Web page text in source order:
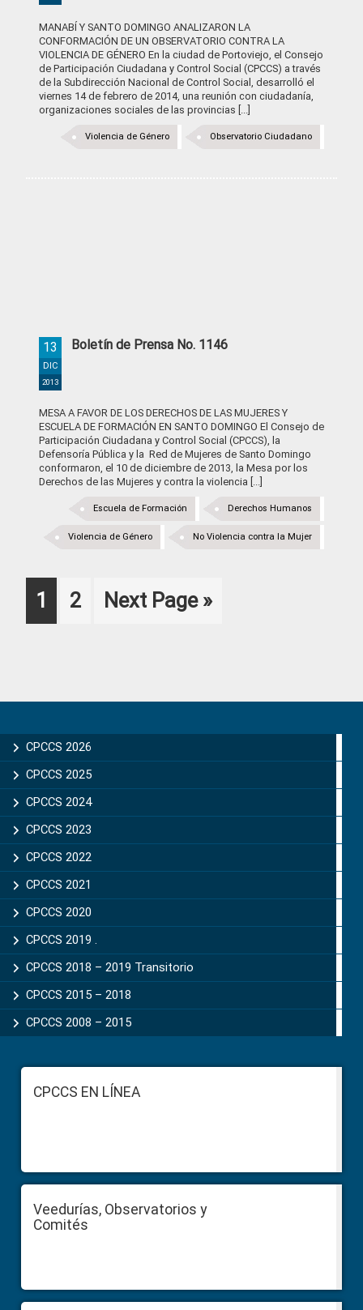
MANABÍ Y SANTO DOMINGO ANALIZARON LA
CONFORMACIÓN DE UN OBSERVATORIO CONTRA LA
VIOLENCIA DE GÉNERO En la ciudad de Portoviejo, el Consejo
de Participación Ciudadana y Control Social (CPCCS) a través
de la Subdirección Nacional de Control Social, desarrolló el
viernes 14 de febrero de 2014, una reunión con ciudadanía,
organizaciones sociales de las provincias [...]
Observatorio Ciudadano
Violencia de Género
Boletín de Prensa No. 1146
13
DIC
2013
MESA A FAVOR DE LOS DERECHOS DE LAS MUJERES Y
ESCUELA DE FORMACIÓN EN SANTO DOMINGO El Consejo de
Participación Ciudadana y Control Social (CPCCS), la
Defensoría Pública y la Red de Mujeres de Santo Domingo
conformaron, el 10 de diciembre de 2013, la Mesa por los
Derechos de las Mujeres y contra la violencia [...]
Derechos Humanos
Escuela de Formación
No Violencia contra la Mujer
Violencia de Género
Page
1 Page
2
Go
Next Page »
Sidebar
CPCCS 2026
CPCCS 2025
CPCCS 2024
CPCCS 2023
CPCCS 2022
CPCCS 2021
CPCCS 2020
CPCCS 2019 .
CPCCS 2018 – 2019 Transitorio
CPCCS 2015 – 2018
CPCCS 2008 – 2015
FooterCPCCS EN LÍNEA
Veedurías, Observatorios y
Comités